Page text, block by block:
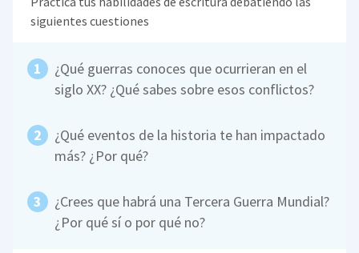
siguientes cuestiones
¿Qué guerras conoces que ocurrieran en el
siglo XX? ¿Qué sabes sobre esos conflictos?
¿Qué eventos de la historia te han impactado
más? ¿Por qué?
¿Crees que habrá una Tercera Guerra Mundial?
¿Por qué sí o por qué no?